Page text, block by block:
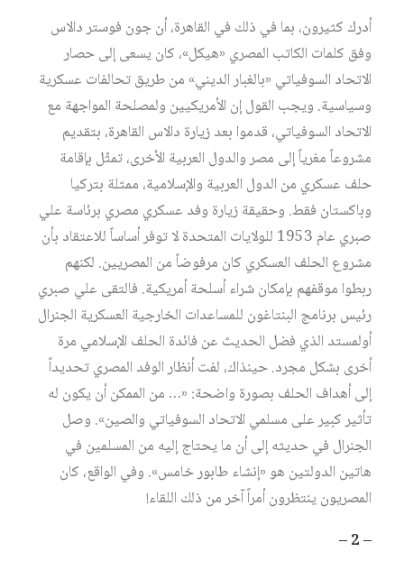
أدرك كثيرون، بما في ذلك في القاهرة، أن جون فوستر دالاس
وفق كلمات الكاتب المصري «هيكل»، كان يسعى إلى حصار
الاتحاد السوفياتي «بالغبار الديني» من طريق تحالفات عسكرية
وسياسية. ويجب القول إن الأمريكيين ولمصلحة المواجهة مع
الاتحاد السوفياتي، قدموا بعد زيارة دالاس القاهرة، بتقديم
مشروعاً مغرياً إلى مصر والدول العربية الأخرى، تمثّل بإقامة
حلف عسكري من الدول العربية والإسلامية، ممثلة بتركيا
وباكستان فقط. وحقيقة زيارة وفد عسكري مصري برئاسة علي
صبري عام 1953 للولايات المتحدة لا توفر أساساً للاعتقاد بأن
مشروع الحلف العسكري كان مرفوضاً من المصريين. لكنهم
ربطوا موقفهم بإمكان شراء أسلحة أمريكية. فالتقى علي صبري
رئيس برنامج البنتاغون للمساعدات الخارجية العسكرية الجنرال
أولمستد الذي فضل الحديث عن فائدة الحلف الإسلامي مرة
أخرى بشكل مجرد. حينذاك، لفت أنظار الوفد المصري تحديداً
إلى أهداف الحلف بصورة واضحة: «… من الممكن أن يكون له
تأثير كبير على مسلمي الاتحاد السوفياتي والصين». وصل
الجنرال في حديثه إلى أن ما يحتاج إليه من المسلمين في
هاتين الدولتين هو «إنشاء طابور خامس». وفي الواقع، كان
المصريون ينتظرون أمراً آخر من ذلك اللقاء!
– 2 –